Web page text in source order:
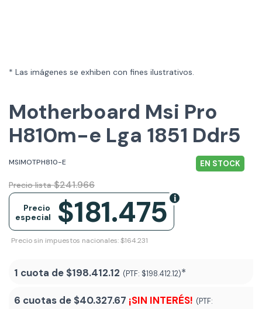
* Las imágenes se exhiben con fines ilustrativos.
Motherboard Msi Pro
H810m-e Lga 1851 Ddr5
MSIMOTPH810-E EN STOCK
Precio lista $241.966
$181.475
Precio
especial
Precio sin impuestos nacionales: $164.231
1 cuota de $198.412.12 (PTF: $198.412.12)*
6 cuotas de $40.327.67 ¡SIN INTERÉS! (PTF: